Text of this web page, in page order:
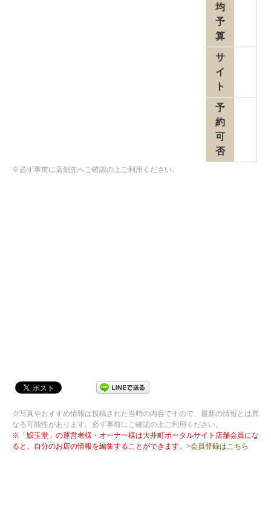
均
予
算
サ
イ
ト
予
約
可
否
※必ず事前に店舗先へご確認の上ご利用ください。
※写真やおすすめ情報は投稿された当時の内容ですので、最新の情報とは異
なる可能性があります。必ず事前にご確認の上ご利用ください。
※「鮫玉堂」の運営者様・オーナー様は大井町ポータルサイト店舗会員にな
ると、自分のお店の情報を編集することができます。 >会員登録はこちら